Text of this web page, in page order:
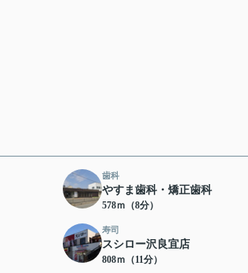
歯科
やすま歯科・矯正歯科
578ｍ（8分）
寿司
スシロー沢良宜店
808ｍ（11分）